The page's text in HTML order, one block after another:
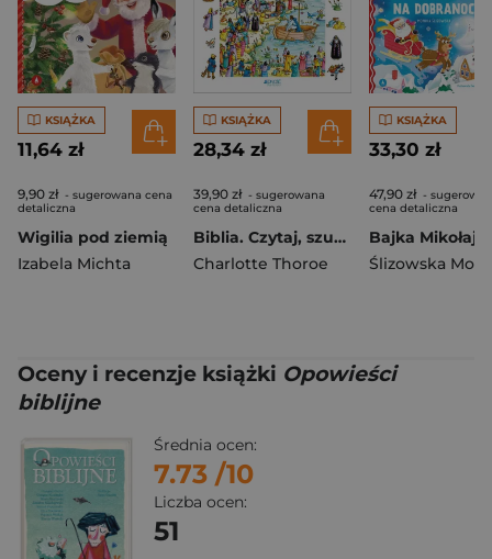
KSIĄŻKA
11,64 zł
9,90 zł - sugerowana cena
detaliczna
Wigilia pod ziemią
Izabela Michta
KSIĄŻKA
28,34 zł
39,90 zł - sugerowana
cena detaliczna
Biblia. Czytaj, szukaj, odkrywaj
Charlotte Thoroe
KSIĄŻKA
33,30 zł
47,90 zł -
cena detaliczna
Ślizowska
Oceny i recenzje książki Opowieści
biblijne
Średnia ocen:
7.73 /10
Liczba ocen:
51